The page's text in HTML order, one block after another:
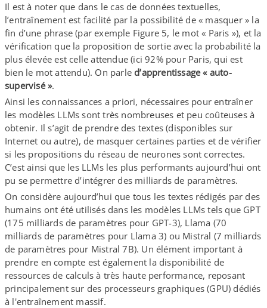
Il est à noter que dans le cas de données textuelles,
l’entraînement est facilité par la possibilité de « masquer » la
fin d’une phrase (par exemple Figure 5, le mot « Paris »), et la
vérification que la proposition de sortie avec la probabilité la
plus élevée est celle attendue (ici 92% pour Paris, qui est
bien le mot attendu). On parled’apprentissage « auto-​
supervisé ».
Ainsi les connaissances a priori, nécessaires pour entraîner
les modèles LLMs sont très nombreuses et peu coûteuses à
obtenir. Il s’agit de prendre des textes (disponibles sur
Internet ou autre), de masquer certaines parties et de vérifier
si les propositions du réseau de neurones sont correctes.
C’est ainsi que les LLMs les plus performants aujourd’hui ont
pu se permettre d’intégrer des milliards de paramètres.
On considère aujourd’hui que tous les textes rédigés par des
humains ont été utilisés dans les modèles LLMs tels que GPT
(175 milliards de paramètres pour GPT-​3), Llama (70
milliards de paramètres pour Llama 3) ou Mistral (7 milliards
de paramètres pour Mistral 7B). Un élément important à
prendre en compte est également la disponibilité de
ressources de calculs à très haute performance, reposant
principalement sur des processeurs graphiques (GPU) dédiés
à l'entraînement massif.